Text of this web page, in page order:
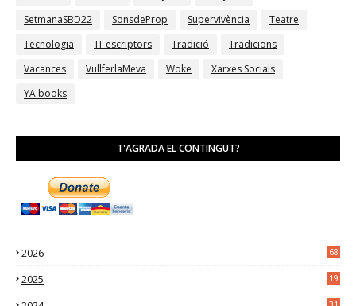
SetmanaSBD22
SonsdeProp Supervivència
Teatre
Tecnologia
TI_escriptors Tradició
Tradicions
Vacances
VullferlaMeva Woke
Xarxes Socials
YA books
T'AGRADA EL CONTINGUT?
2026 68
2025
19